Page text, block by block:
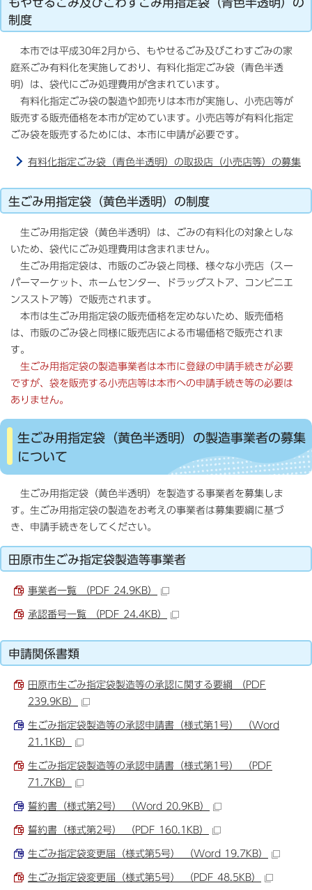
制度
本市では平成30年2月から、もやせるごみ及びこわすごみの家
庭系ごみ有料化を実施しており、有料化指定ごみ袋（青色半透
明）は、袋代にごみ処理費用が含まれています。
有料化指定ごみ袋の製造や卸売りは本市が実施し、小売店等が
販売する販売価格を本市が定めています。小売店等が有料化指定
ごみ袋を販売するためには、本市に申請が必要です。
有料化指定ごみ袋（青色半透明）の取扱店（小売店等）の募集
生ごみ用指定袋（黄色半透明）の制度
生ごみ用指定袋（黄色半透明）は、ごみの有料化の対象としな
いため、袋代にごみ処理費用は含まれません。
生ごみ用指定袋は、市販のごみ袋と同様、様々な小売店（スー
パーマーケット、ホームセンター、ドラッグストア、コンビニエ
ンスストア等）で販売されます。
本市は生ごみ用指定袋の販売価格を定めないため、販売価格
は、市販のごみ袋と同様に販売店による市場価格で販売されま
す。
生ごみ用指定袋の製造事業者は本市に登録の申請手続きが必要
ですが、袋を販売する小売店等は本市への申請手続き等の必要は
ありません。
生ごみ用指定袋（黄色半透明）の製造事業者の募集
について
生ごみ用指定袋（黄色半透明）を製造する事業者を募集しま
す。生ごみ用指定袋の製造をお考えの事業者は募集要綱に基づ
き、申請手続きをしてください。
田原市生ごみ指定袋製造等事業者
事業者一覧 （PDF 24.9KB）
承認番号一覧 （PDF 24.4KB）
申請関係書類
田原市生ごみ指定袋製造等の承認に関する要綱 （PDF
239.9KB）
生ごみ指定袋製造等の承認申請書（様式第1号） （Word
21.1KB）
生ごみ指定袋製造等の承認申請書（様式第1号） （PDF
71.7KB）
誓約書（様式第2号） （Word 20.9KB）
誓約書（様式第2号） （PDF 160.1KB）
生ごみ指定袋変更届（様式第5号） （Word 19.7KB）
生ごみ指定袋変更届（様式第5号） （PDF 48.5KB）